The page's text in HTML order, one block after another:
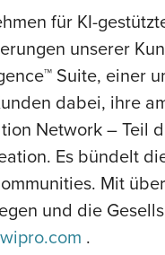
für KI-
unserer
Suite, einer
dabei, ihre
Network – Teil
Es bündelt
Mit
und die
.